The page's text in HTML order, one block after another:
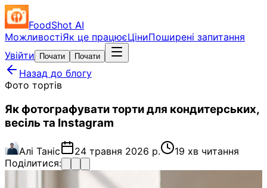
FoodShot AI
МожливостіЯк це працюєЦіниПоширені запитання
Увійти
Почати Почати
Назад до блогу
Фото тортів
Як фотографувати торти для кондитерських,
весіль та Instagram
Алі Таніс 24 травня 2026 р.
19 хв читання
Поділитися: